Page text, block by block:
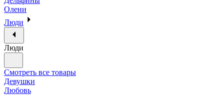
Олени
Люди
Люди
Смотреть все товары
Девушки
Любовь